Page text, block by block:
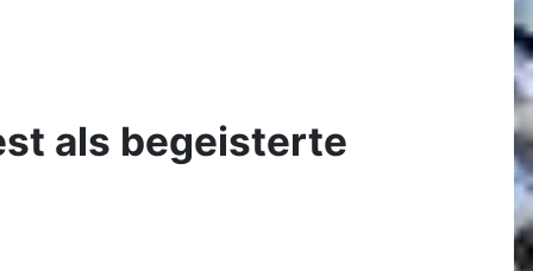
als begeisterte